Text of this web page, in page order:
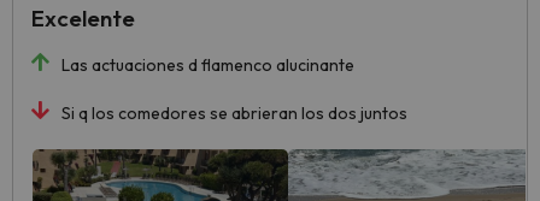
Las actuaciones d flamenco alucinante
Si q los comedores se abrieran los dos juntos
Excelente